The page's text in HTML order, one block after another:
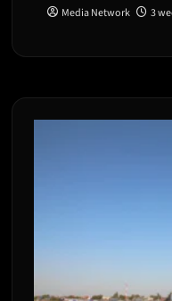
Media Network 3